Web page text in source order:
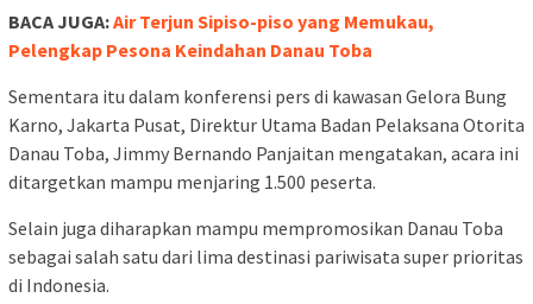
BACA JUGA:Air Terjun Sipiso-piso yang Memukau,
Pelengkap Pesona Keindahan Danau Toba
Sementara itu dalam konferensi pers di kawasan Gelora Bung
Karno, Jakarta Pusat, Direktur Utama Badan Pelaksana Otorita
Danau Toba, Jimmy Bernando Panjaitan mengatakan, acara ini
ditargetkan mampu menjaring 1.500 peserta.
Selain juga diharapkan mampu mempromosikan Danau Toba
sebagai salah satu dari lima destinasi pariwisata super prioritas
di Indonesia.